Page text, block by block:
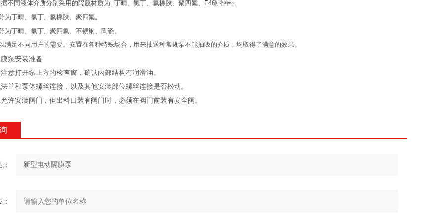
液体介质分别采用的隔膜材质为: 丁晴、氯丁、氟橡胶、聚四氟、F46。
、氯丁、氟橡胶、聚四氟。
、氯丁、聚四氟、不锈钢、陶瓷。
足不同用户的需要。安置在各种特殊场合，用来抽送种常规泵不能抽吸的介质，均取得了满意的效果。
泵安装准备
注意打开泵上方的检查窗，确认内部结构有润滑油。
法兰和泵体螺丝连接，以及其他安装部位螺丝连接是否松动。
许安装阀门，但出料口装有阀门时，必须在阀门前装有安全阀。
：
：